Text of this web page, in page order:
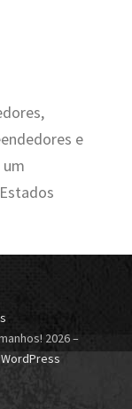
e
2026–
WordPress